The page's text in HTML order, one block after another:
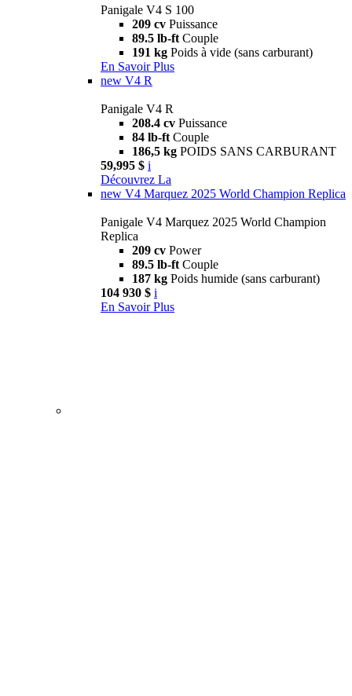
Panigale V4 S 100
209 cv Puissance
89.5 lb-ft Couple
191 kg Poids à vide (sans carburant)
En Savoir Plus
new V4 R
Panigale V4 R
208.4 cv Puissance
84 lb-ft Couple
186,5 kg POIDS SANS CARBURANT
59,995 $ i
Découvrez La
new V4 Marquez 2025 World Champion Replica
Panigale V4 Marquez 2025 World Champion
Replica
209 cv Power
89.5 lb-ft Couple
187 kg Poids humide (sans carburant)
104 930 $ i
En Savoir Plus